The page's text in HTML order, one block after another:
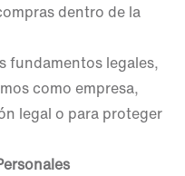
dentro de la
fundamentos legales,
como empresa,
legal o para proteger